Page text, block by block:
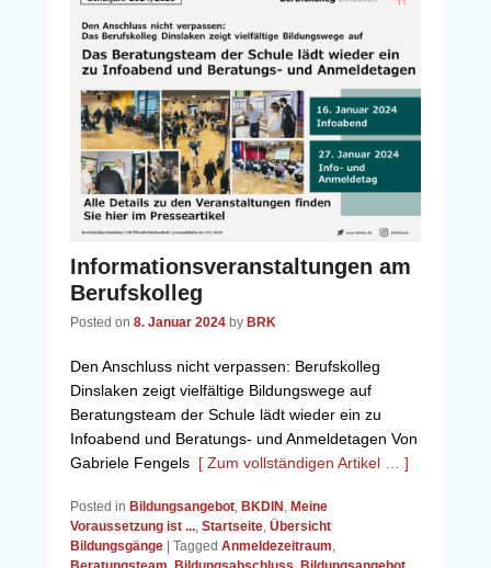
Informationsveranstaltungen am
Berufskolleg
Posted on 8. Januar 2024 by BRK
Den Anschluss nicht verpassen: Berufskolleg
Dinslaken zeigt vielfältige Bildungswege auf
Beratungsteam der Schule lädt wieder ein zu
Infoabend und Beratungs- und Anmeldetagen Von
Gabriele Fengels [ Zum vollständigen Artikel … ]
Posted in Bildungsangebot, BKDIN, Meine
Voraussetzung ist ..., Startseite, Übersicht
Bildungsgänge | Tagged Anmeldezeitraum,